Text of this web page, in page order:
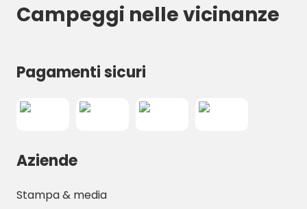
Campeggi nelle vicinanze
Pagamenti sicuri
Aziende
Stampa & media